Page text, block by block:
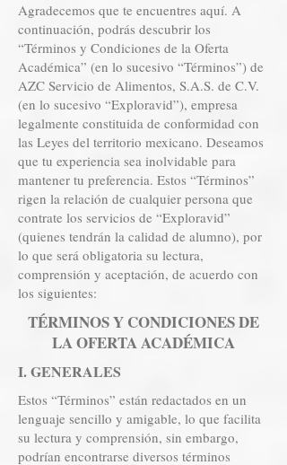
Agradecemos que te encuentres aquí. A
continuación, podrás descubrir los
“Términos y Condiciones de la Oferta
Académica” (en lo sucesivo “Términos”) de
AZC Servicio de Alimentos, S.A.S. de C.V.
(en lo sucesivo “Exploravid”), empresa
legalmente constituida de conformidad con
las Leyes del territorio mexicano. Deseamos
que tu experiencia sea inolvidable para
mantener tu preferencia. Estos “Términos”
rigen la relación de cualquier persona que
contrate los servicios de “Exploravid”
(quienes tendrán la calidad de alumno), por
lo que será obligatoria su lectura,
comprensión y aceptación, de acuerdo con
los siguientes:
TÉRMINOS Y CONDICIONES DE
LA OFERTA ACADÉMICA
I. GENERALES
Estos “Términos” están redactados en un
lenguaje sencillo y amigable, lo que facilita
su lectura y comprensión, sin embargo,
podrían encontrarse diversos términos